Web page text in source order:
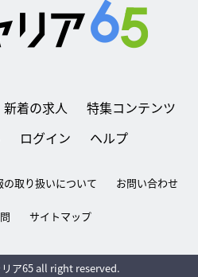
新着の求人
特集コンテンツ
ログイン ヘルプ
の取り扱いについて お問い合わせ
サイトマップ
ア65 all right reserved.